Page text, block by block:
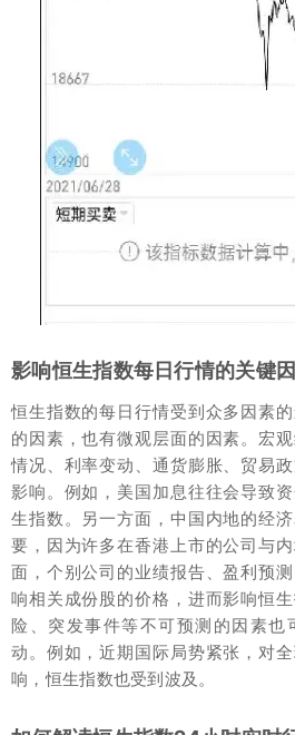
影响恒生指数每日行情的关键
恒生指数的每日行情受到众多因素
的因素，也有微观层面的因素。宏
情况、利率变动、通货膨胀、贸易
影响。例如，美国加息往往会导致
生指数。另一方面，中国内地的经
要，因为许多在香港上市的公司与
面，个别公司的业绩报告、盈利预
响相关成份股的价格，进而影响恒
险、突发事件等不可预测的因素也
动。例如，近期国际局势紧张，对
响，恒生指数也受到波及。